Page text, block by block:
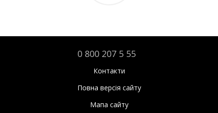
0 800 207 5 55
Контакти
Повна версія сайту
Мапа сайту